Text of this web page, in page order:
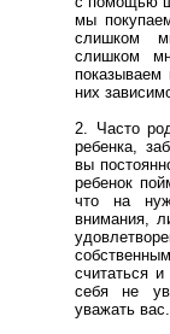
мы
слишком
слишком
них
2. Часто
ребенка,
вы
ребенок
что на
внимания,
считаться
себя не
уважать вас.